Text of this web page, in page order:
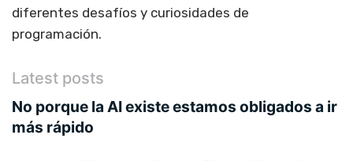
diferentes desafíos y curiosidades de
programación.
Latest posts
No porque la AI existe estamos obligados a ir
más rápido